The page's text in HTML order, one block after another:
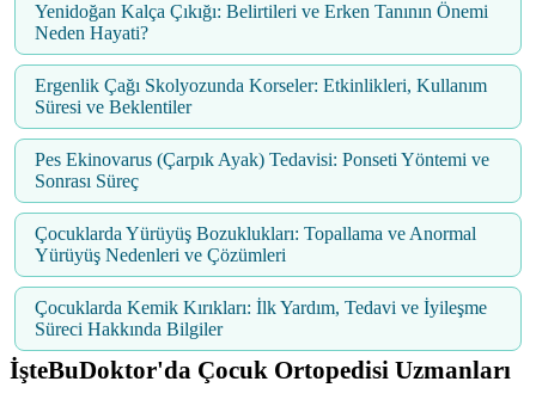
Yenidoğan Kalça Çıkığı: Belirtileri ve Erken Tanının Önemi
Neden Hayati?
Ergenlik Çağı Skolyozunda Korseler: Etkinlikleri, Kullanım
Süresi ve Beklentiler
Pes Ekinovarus (Çarpık Ayak) Tedavisi: Ponseti Yöntemi ve
Sonrası Süreç
Çocuklarda Yürüyüş Bozuklukları: Topallama ve Anormal
Yürüyüş Nedenleri ve Çözümleri
Çocuklarda Kemik Kırıkları: İlk Yardım, Tedavi ve İyileşme
Süreci Hakkında Bilgiler
İşteBuDoktor'da Çocuk Ortopedisi Uzmanları